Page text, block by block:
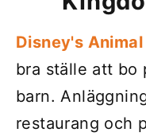
Disney's
bra ställe att bo
barn.
restaurang och